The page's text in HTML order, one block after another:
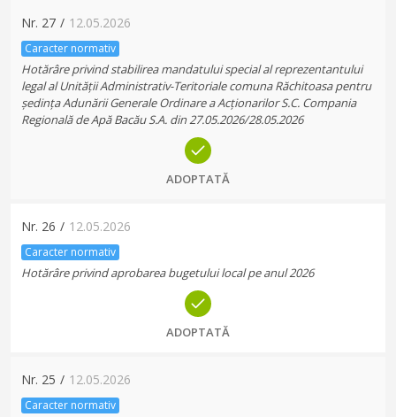
Nr. 27 / 12.05.2026
Caracter normativ
Hotărâre privind stabilirea mandatului special al reprezentantului
legal al Unității Administrativ-Teritoriale comuna Răchitoasa pentru
ședința Adunării Generale Ordinare a Acționarilor S.C. Compania
Regională de Apă Bacău S.A. din 27.05.2026/28.05.2026
ADOPTATĂ
Nr. 26 / 12.05.2026
Caracter normativ
Hotărâre privind aprobarea bugetului local pe anul 2026
ADOPTATĂ
Nr. 25 / 12.05.2026
Caracter normativ